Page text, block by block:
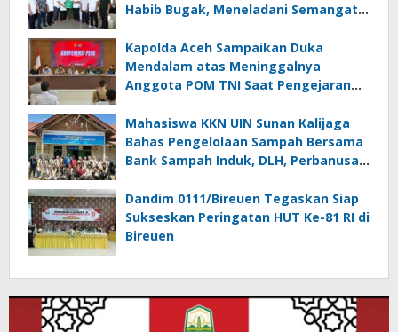
Habib Bugak, Meneladani Semangat
Zaman
Kapolda Aceh Sampaikan Duka
Mendalam atas Meninggalnya
Anggota POM TNI Saat Pengejaran
Bireuen
Mahasiswa KKN UIN Sunan Kalijaga
Bahas Pengelolaan Sampah Bersama
Bank Sampah Induk, DLH, Perbanusa
Dandim 0111/Bireuen Tegaskan Siap
Sukseskan Peringatan HUT Ke-81 RI di
Bireuen